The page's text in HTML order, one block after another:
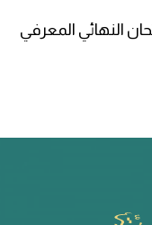
النهائي المعرفي